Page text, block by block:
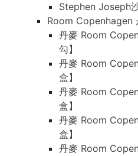
Stephen Joseph
Room Copenhagen
丹麥 Room
勾】
丹麥 Room
盒】
丹麥 Room
盒】
丹麥 Room
盒】
丹麥 Room